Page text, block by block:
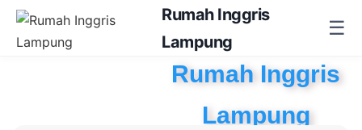
Rumah Inggris
Lampung
☰
Rumah Inggris
Lampung